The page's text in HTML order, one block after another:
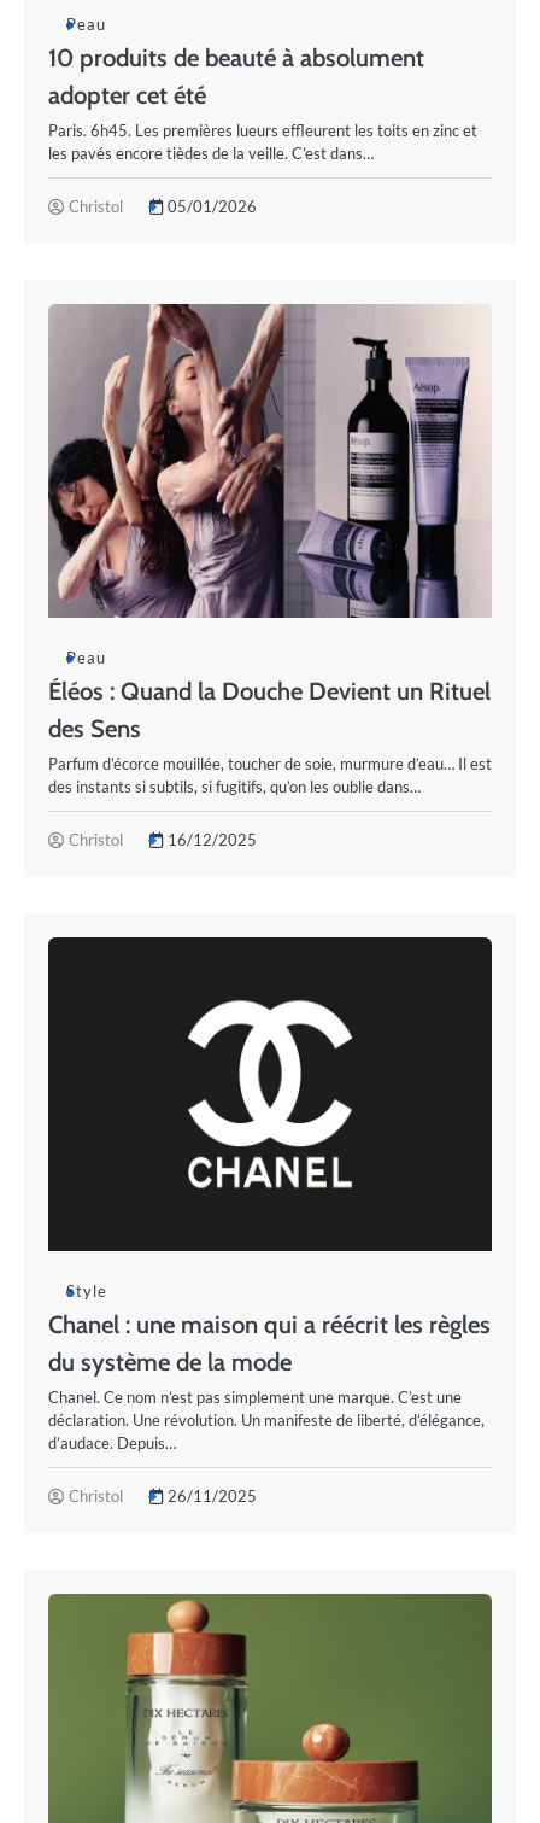
Peau
10 produits de beauté à absolument
adopter cet été
Paris. 6h45. Les premières lueurs effleurent les toits en zinc et
les pavés encore tièdes de la veille. C’est dans…
Christol 05/01/2026
Peau
Éléos : Quand la Douche Devient un Rituel
des Sens
Parfum d’écorce mouillée, toucher de soie, murmure d’eau… Il est
des instants si subtils, si fugitifs, qu’on les oublie dans…
Christol 16/12/2025
Style
Chanel : une maison qui a réécrit les règles
du système de la mode
Chanel. Ce nom n’est pas simplement une marque. C’est une
déclaration. Une révolution. Un manifeste de liberté, d’élégance,
d’audace. Depuis…
Christol 26/11/2025